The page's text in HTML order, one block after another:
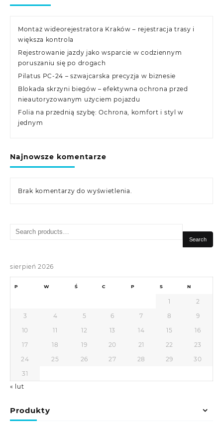
Montaż wideorejestratora Kraków – rejestracja trasy i
większa kontrola
Rejestrowanie jazdy jako wsparcie w codziennym
poruszaniu się po drogach
Pilatus PC-24 – szwajcarska precyzja w biznesie
Blokada skrzyni biegów – efektywna ochrona przed
nieautoryzowanym użyciem pojazdu
Folia na przednią szybę: Ochrona, komfort i styl w
jednym
Najnowsze komentarze
Brak komentarzy do wyświetlenia.
Search
Search
sierpień 2026
P W Ś C P S N
1
2
3
4 5 6 7 8
9
10
11 12 13 14 15
16
17
18 19 20 21 22
23
24
25 26 27 28 29
30
31
« lut
Produkty